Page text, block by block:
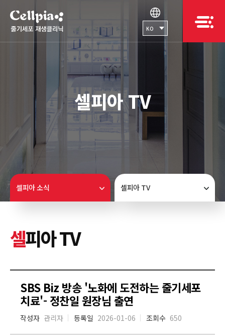
KO
셀피아 TV
셀피아 소식 셀피아 TV
셀피아 TV
SBS Biz 방송 '노화에 도전하는 줄기세포
치료'- 정찬일 원장님 출연
작성자 관리자 등록일 2026-01-06 조회수 650